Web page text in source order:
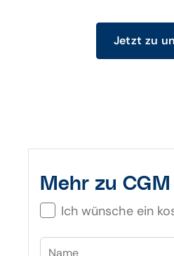
Jetzt zu
Mehr zu CGM
Ich wünsche ein
Name